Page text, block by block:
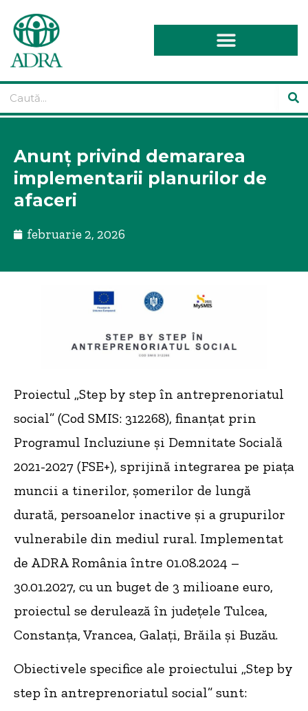
Anunț privind demararea
implementarii planurilor de
afaceri
februarie 2, 2026
Proiectul „Step by step în antreprenoriatul
social” (Cod SMIS: 312268), finanțat prin
Programul Incluziune și Demnitate Socială
2021-2027 (FSE+), sprijină integrarea pe piața
muncii a tinerilor, șomerilor de lungă
durată, persoanelor inactive și a grupurilor
vulnerabile din mediul rural. Implementat
de ADRA România între 01.08.2024 –
30.01.2027, cu un buget de 3 milioane euro,
proiectul se derulează în județele Tulcea,
Constanța, Vrancea, Galați, Brăila și Buzău.
Obiectivele specifice ale proiectului „Step by
step în antreprenoriatul social” sunt: